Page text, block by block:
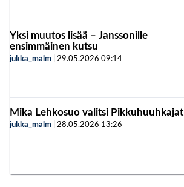
Yksi muutos lisää – Janssonille
ensimmäinen kutsu
jukka_malm 29.05.2026 09:14
Mika Lehkosuo valitsi Pikkuhuuhkajat
jukka_malm 28.05.2026 13:26